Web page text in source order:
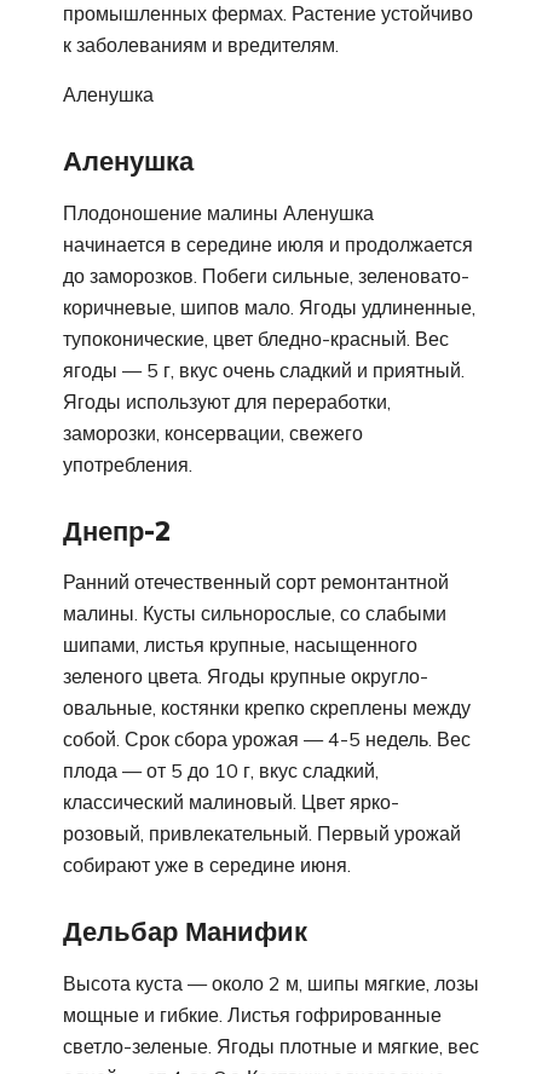
промышленных фермах. Растение устойчиво
к заболеваниям и вредителям.
Аленушка
Аленушка
Плодоношение малины Аленушка
начинается в середине июля и продолжается
до заморозков. Побеги сильные, зеленовато-
коричневые, шипов мало. Ягоды удлиненные,
тупоконические, цвет бледно-красный. Вес
ягоды — 5 г, вкус очень сладкий и приятный.
Ягоды используют для переработки,
заморозки, консервации, свежего
употребления.
Днепр-2
Ранний отечественный сорт ремонтантной
малины. Кусты сильнорослые, со слабыми
шипами, листья крупные, насыщенного
зеленого цвета. Ягоды крупные округло-
овальные, костянки крепко скреплены между
собой. Срок сбора урожая — 4-5 недель. Вес
плода — от 5 до 10 г, вкус сладкий,
классический малиновый. Цвет ярко-
розовый, привлекательный. Первый урожай
собирают уже в середине июня.
Дельбар Манифик
Высота куста — около 2 м, шипы мягкие, лозы
мощные и гибкие. Листья гофрированные
светло-зеленые. Ягоды плотные и мягкие, вес